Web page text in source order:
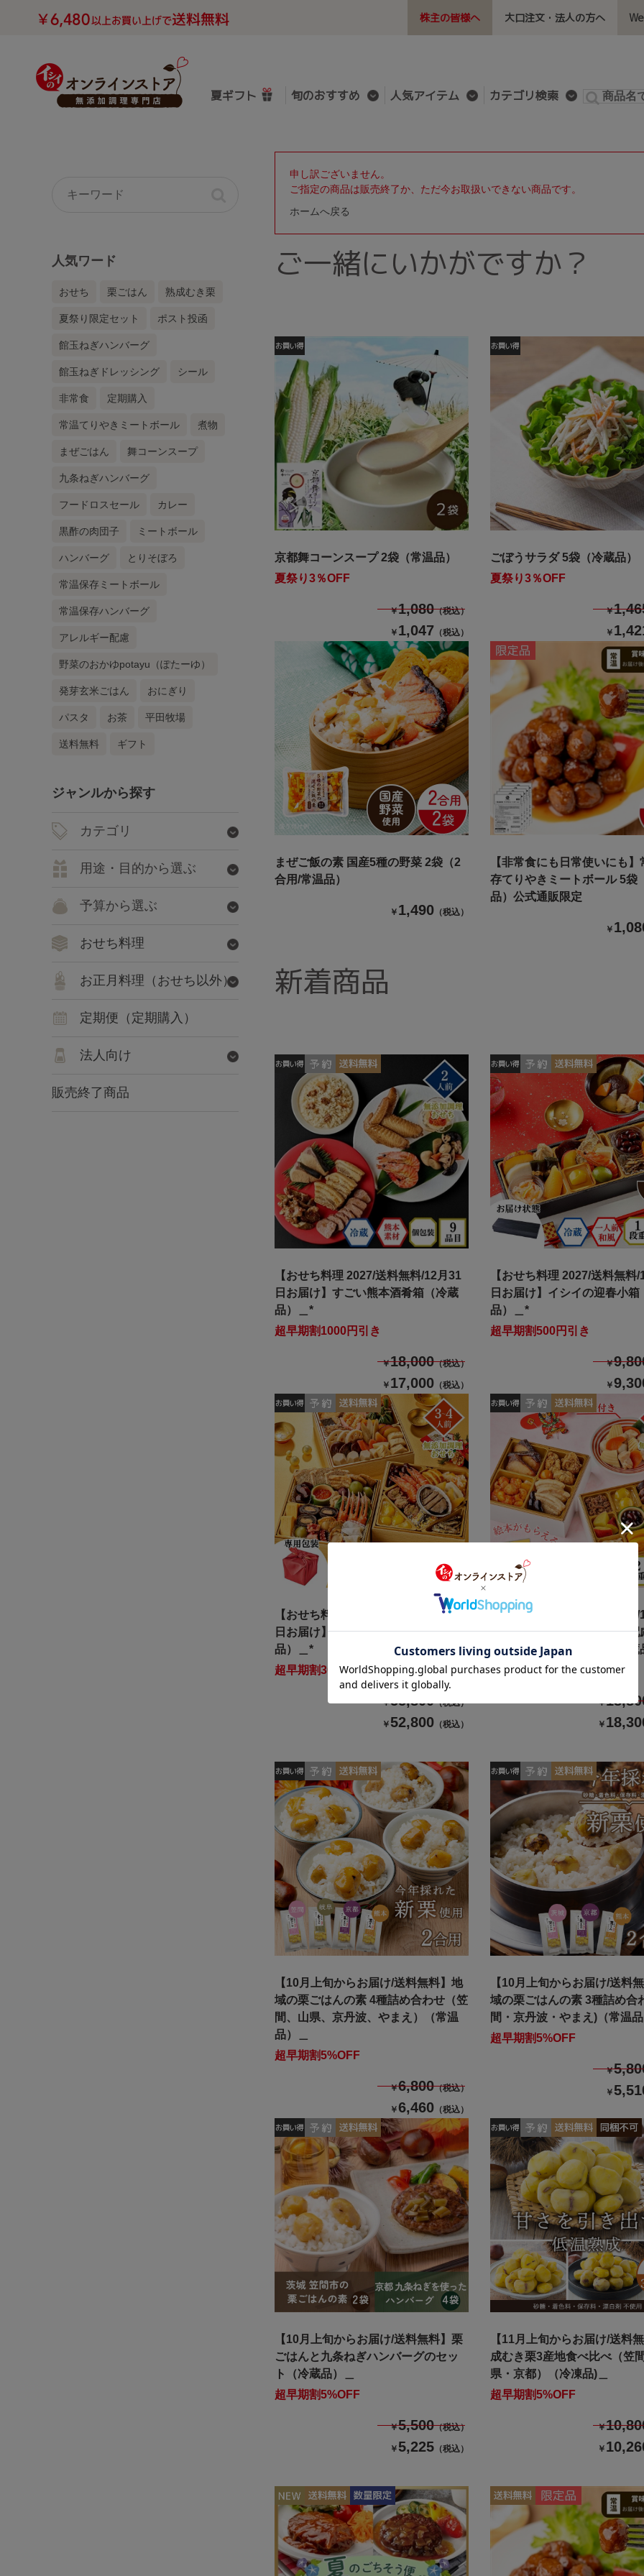
株主の皆様へ 大口注文・法人の方へ
夏ギフト 旬のおすすめ 人気アイテム カテゴリ検索
人気ワード
おせち 栗ごはん 熟成むき栗
夏祭り限定セット ポスト投函
館玉ねぎハンバーグ
館玉ねぎドレッシング シール
非常食 定期購入
常温てりやきミートボール 煮物
まぜごはん 舞コーンスープ
九条ねぎハンバーグ
フードロスセール カレー
黒酢の肉団子 ミートボール
ハンバーグ とりそぼろ
常温保存ミートボール
常温保存ハンバーグ
アレルギー配慮
野菜のおかゆpotayu（ぽたーゆ）
発芽玄米ごはん おにぎり
パスタ お茶 平田牧場
送料無料 ギフト
ジャンルから探す
カテゴリ
用途・目的から選ぶ
予算から選ぶ
おせち料理
お正月料理（おせち以外）
定期便（定期購入）
法人向け
販売終了商品
申し訳ございません。
ご指定の商品は販売終了か、ただ今お取扱いできない商品です。
ホームへ戻る
ご一緒にいかがですか？
京都舞コーンスープ 2袋（常温品）
夏祭り3％OFF
￥1,080（税込）
￥ 1,047 （税込）
ごぼうサラダ 5袋（冷蔵品）
夏祭り3％OFF
￥
￥
まぜご飯の素 国産5種の野菜 2袋（2
合用/常温品）
￥ 1,490 （税込）
【非常食にも日常使いにも】
存てりやきミートボール 5袋
品）公式通販限定
￥
新着商品
【おせち料理 2027/送料無料/12月31
日お届け】すごい熊本酒肴箱（冷蔵
品）＿*
超早期割1000円引き
￥18,000（税込）
￥ 17,000 （税込）
【おせち料理 2027/送料無料/
日お届け】イシイの迎春小箱
品）＿*
超早期割500円引き
￥
￥
【おせち料理 2027/送料無料/12月31
日お届け】イシイの慶春譜（冷蔵
品）＿*
超早期割3000円引き
￥55,800（税込）
￥ 52,800 （税込）
【おせち料理 2027/送料無料/
日お届け】食物アレルギー配
イののぞみ（絵本付き・冷蔵
超早期割500円引き
￥
￥
【10月上旬からお届け/送料無料】地
域の栗ごはんの素 4種詰め合わせ（笠
間、山県、京丹波、やまえ）（常温
品）＿
超早期割5%OFF
￥6,800（税込）
￥6,460 （税込）
【10月上旬からお届け/送料
域の栗ごはんの素 3種詰め合
間・京丹波・やまえ)（常温
超早期割5%OFF
￥
￥
【10月上旬からお届け/送料無料】栗
ごはんと九条ねぎハンバーグのセッ
ト（冷蔵品）＿
超早期割5%OFF
￥5,500（税込）
￥ 5,225 （税込）
【11月上旬からお届け/送料
成むき栗3産地食べ比べ（笠
県・京都）（冷凍品)＿
超早期割5%OFF
￥
￥